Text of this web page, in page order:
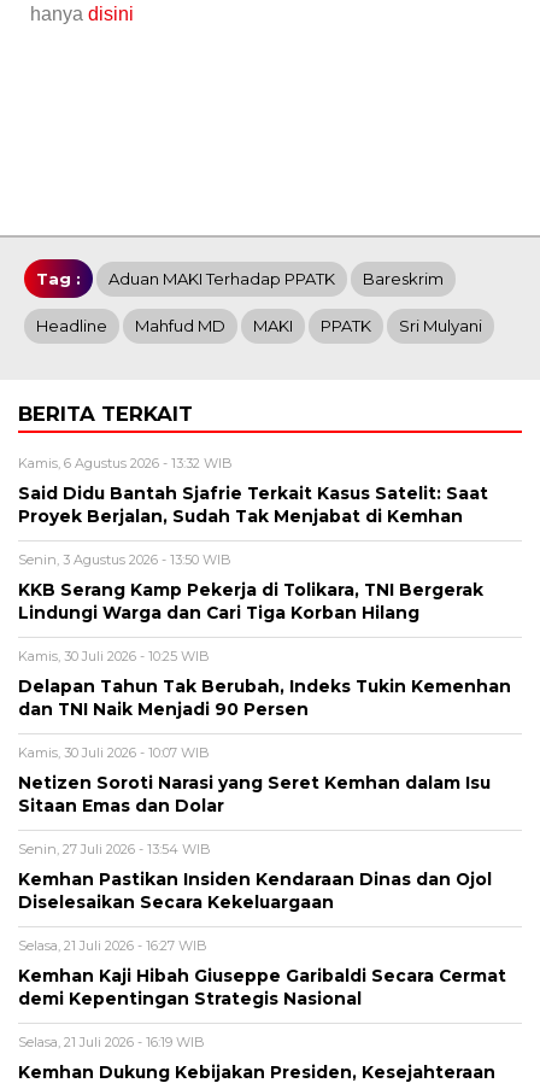
hanya disini
Tag : Aduan MAKI Terhadap PPATK Bareskrim
Headline Mahfud MD MAKI PPATK Sri Mulyani
BERITA TERKAIT
Kamis, 6 Agustus 2026 - 13:32 WIB
Said Didu Bantah Sjafrie Terkait Kasus Satelit: Saat
Proyek Berjalan, Sudah Tak Menjabat di Kemhan
Senin, 3 Agustus 2026 - 13:50 WIB
KKB Serang Kamp Pekerja di Tolikara, TNI Bergerak
Lindungi Warga dan Cari Tiga Korban Hilang
Kamis, 30 Juli 2026 - 10:25 WIB
Delapan Tahun Tak Berubah, Indeks Tukin Kemenhan
dan TNI Naik Menjadi 90 Persen
Kamis, 30 Juli 2026 - 10:07 WIB
Netizen Soroti Narasi yang Seret Kemhan dalam Isu
Sitaan Emas dan Dolar
Senin, 27 Juli 2026 - 13:54 WIB
Kemhan Pastikan Insiden Kendaraan Dinas dan Ojol
Diselesaikan Secara Kekeluargaan
Selasa, 21 Juli 2026 - 16:27 WIB
Kemhan Kaji Hibah Giuseppe Garibaldi Secara Cermat
demi Kepentingan Strategis Nasional
Selasa, 21 Juli 2026 - 16:19 WIB
Kemhan Dukung Kebijakan Presiden, Kesejahteraan